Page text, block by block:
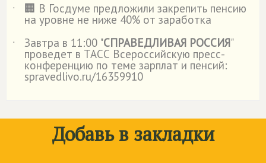
˙
🏢 В Госдуме предложили закрепить пенсию
на уровне не ниже 40% от заработка
˙
Завтра в 11:00 "СПРАВЕДЛИВАЯ РОССИЯ"
проведет в ТАСС Всероссийскую пресс-
конференцию по теме зарплат и пенсий:
spravedlivo.ru/16359910
Добавь в закладки